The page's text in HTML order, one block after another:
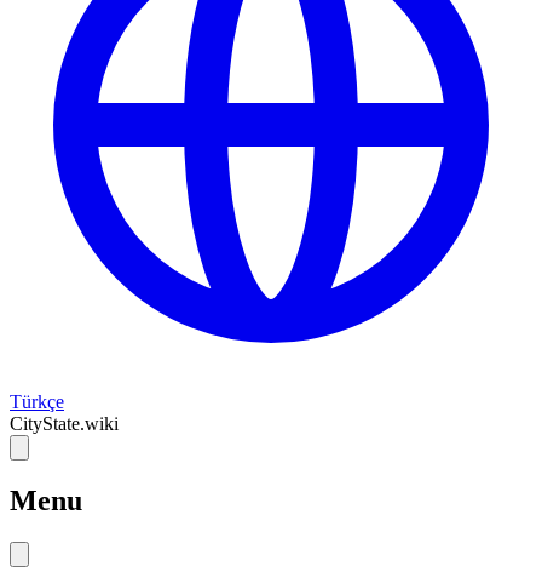
Türkçe
CityState.wiki
Menu